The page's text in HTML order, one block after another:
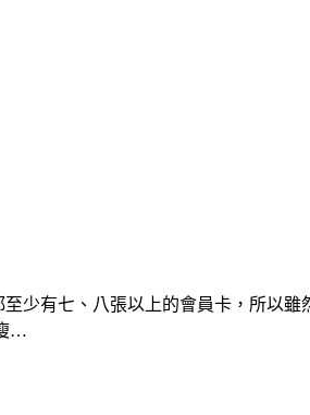
少有七、八張以上的會員卡，所以
…